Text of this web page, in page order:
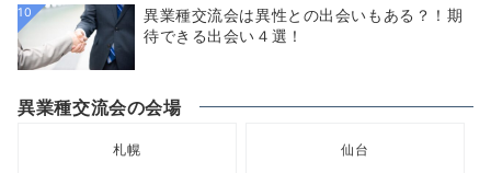
10
異業種交流会は異性との出会いもある？！期
待できる出会い４選！
異業種交流会の会場
札幌 仙台